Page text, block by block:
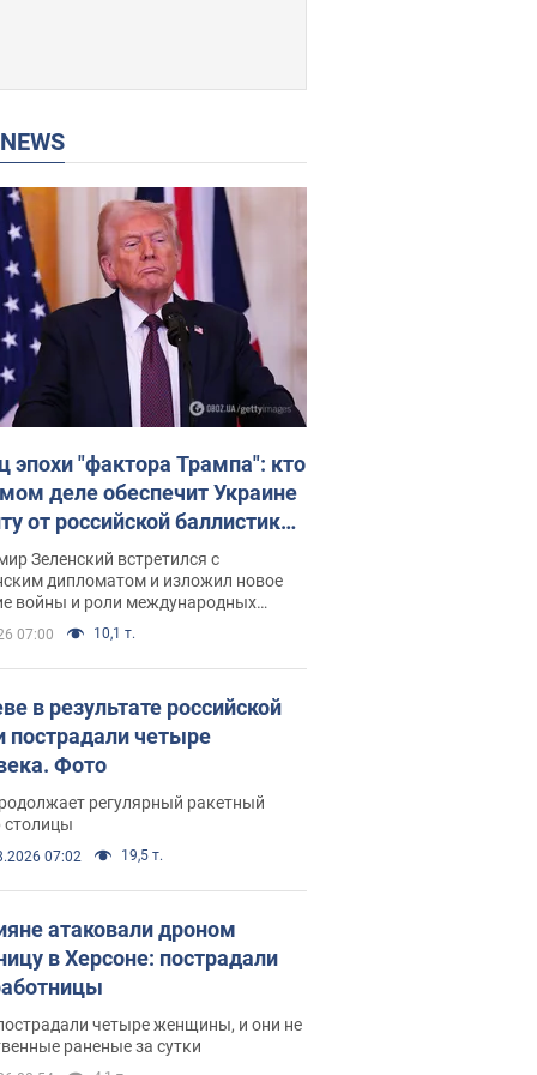
NEWS
эпохи "фактора Трампа": кто
деле обеспечит Украине
от российской баллистики.
с Безсмертным
Зеленский встретился с
дипломатом и изложил новое
войны и роли международных
в борьбе с Россией
07:00 10,1 т.
в результате российской
пострадали четыре
Фото
регулярный ракетный
столицы
07:02 19,5 т.
атаковали дроном
в Херсоне: пострадали
четыре женщины, и они не
раненые за сутки